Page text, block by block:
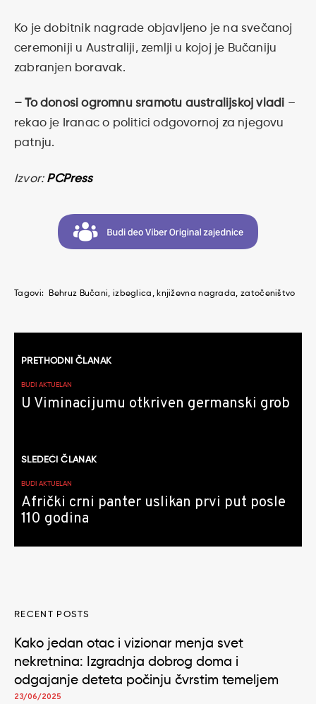
Ko je dobitnik nagrade objavljeno je na svečanoj
ceremoniji u Australiji, zemlji u kojoj je Bučaniju
zabranjen boravak.
– To donosi ogromnu sramotu australijskoj vladi –
rekao je Iranac o politici odgovornoj za njegovu
patnju.
Izvor: PCPress
Tagovi: Behruz Bučani izbeglica književna nagrada zatočeništvo
članaka
PRETHODNI ČLANAK
BUDI AKTUELAN
U Viminacijumu otkriven germanski grob
SLEDEĆI ČLANAK
BUDI AKTUELAN
Afrički crni panter uslikan prvi put posle
110 godina
RECENT POSTS
Kako jedan otac i vizionar menja svet
nekretnina: Izgradnja dobrog doma i
odgajanje deteta počinju čvrstim temeljem
23/06/2025